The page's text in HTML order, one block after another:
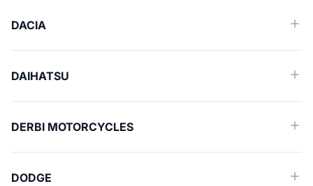
DACIA
DAIHATSU
DERBI MOTORCYCLES
DODGE